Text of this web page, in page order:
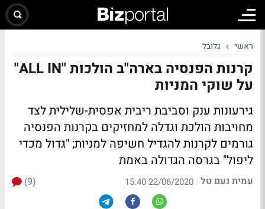
ראשי גלובל
קרנות הפנסיה בארה"ב הולכות "ALL IN"
על שוקי המניות
גירעונות ענק וסביבת ריבית אפסית-שלילית לצד
מחויבות הולכת וגדלה למחזיקים בקרנות הפנסיה
גורמים לקרנות להגדיל חשיפה למניות; "גדול מכדי
ליפול" בגרסה הגדולה באמת
עמית נעם טל |
22/06/2020 15:40
(9)